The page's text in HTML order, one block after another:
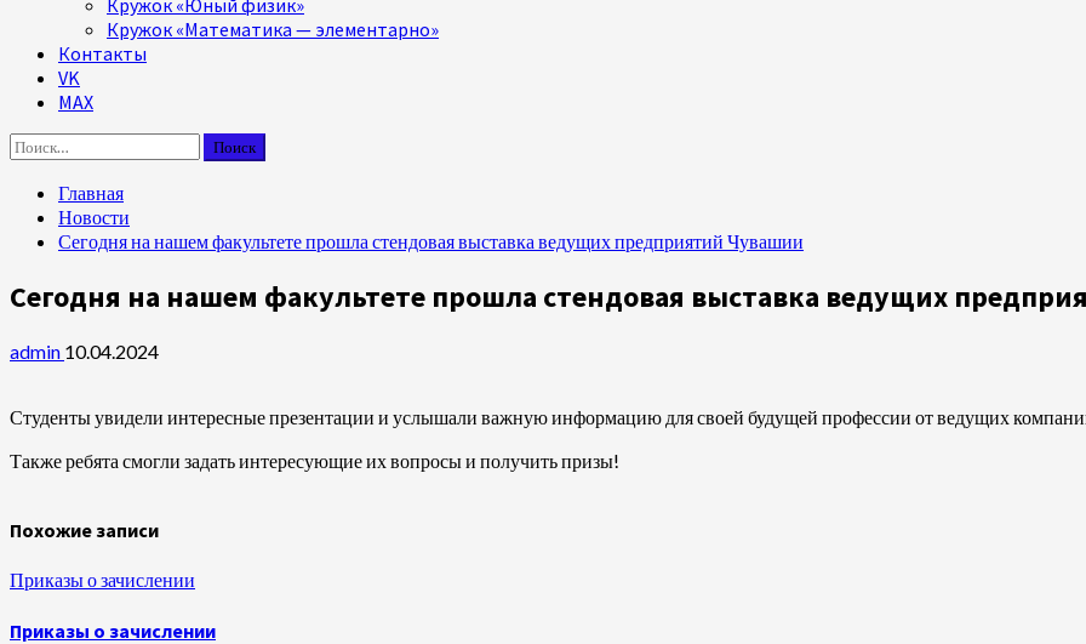
Кружок «Юный физик»
Кружок «Математика — элементарно»
Контакты
VK
MAX
Найти:
Главная
Новости
Сегодня на нашем факультете прошла стендовая выставка ведущих предприятий Чувашии
Сегодня на нашем факультете прошла стендовая выставка ведущих
admin 10.04.2024
Студенты увидели интересные презентации и услышали важную информацию для своей будущей профессии от ведущих
Также ребята смогли задать интересующие их вопросы и получить призы!
Похожие записи
Приказы о зачислении
Приказы о зачислении